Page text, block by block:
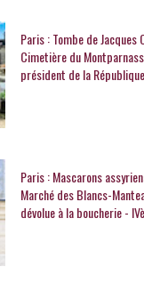
Paris : Tombe de
Cimetière du
président de la
Paris : Mascarons
Marché des Blancs-
dévolue à la boucherie -